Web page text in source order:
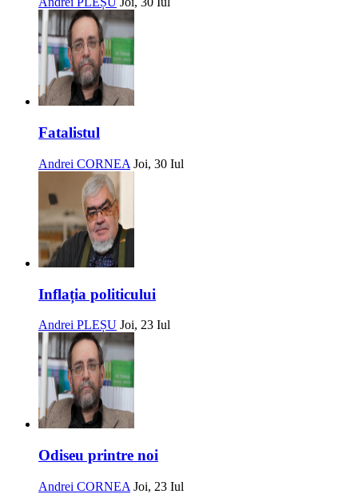
Fatalistul
Andrei CORNEA Joi, 30 Iul
Inflația politicului
Andrei PLEȘU Joi, 23 Iul
Odiseu printre noi
Andrei CORNEA Joi, 23 Iul